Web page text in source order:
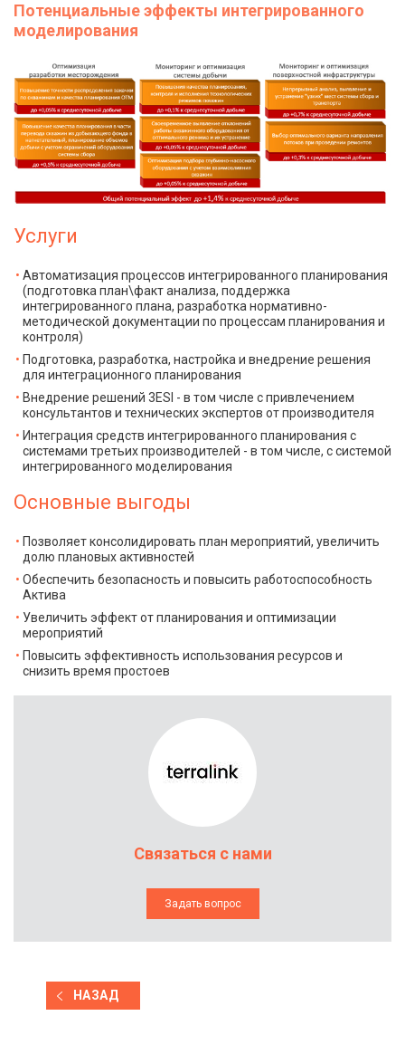
Потенциальные эффекты интегрированного
моделирования
Услуги
Автоматизация процессов интегрированного планирования
(подготовка план\факт анализа, поддержка
интегрированного плана, разработка нормативно-
методической документации по процессам планирования и
контроля)
Подготовка, разработка, настройка и внедрение решения
для интеграционного планирования
Внедрение решений 3ESI - в том числе с привлечением
консультантов и технических экспертов от производителя
Интеграция средств интегрированного планирования с
системами третьих производителей - в том числе, с системой
интегрированного моделирования
Основные выгоды
Позволяет консолидировать план мероприятий, увеличить
долю плановых активностей
Обеспечить безопасность и повысить работоспособность
Актива
Увеличить эффект от планирования и оптимизации
мероприятий
Повысить эффективность использования ресурсов и
снизить время простоев
Связаться с нами
Задать вопрос
НАЗАД